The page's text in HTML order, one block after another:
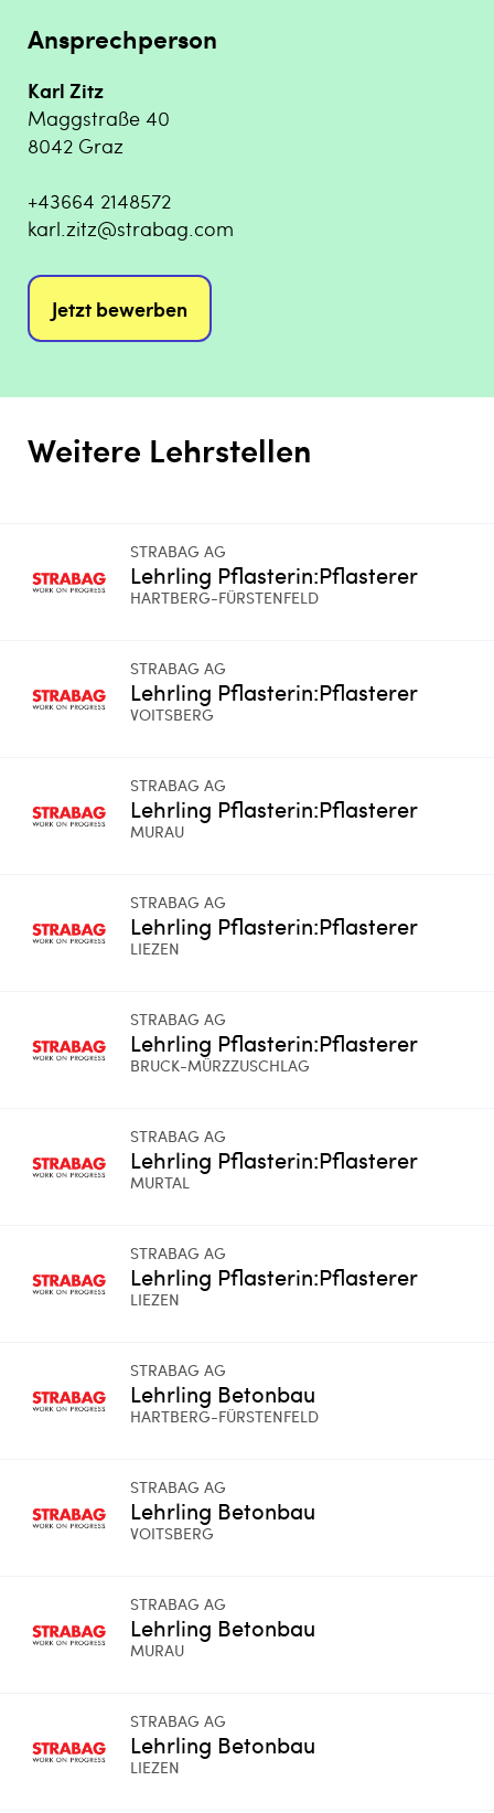
Ansprechperson
Karl Zitz
Maggstraße 40
8042 Graz
+43664 2148572
karl.zitz@strabag.com
Jetzt bewerben
Weitere Lehrstellen
STRABAG AG
Lehrling Pflasterin:Pflasterer
HARTBERG-FÜRSTENFELD
STRABAG AG
Lehrling Pflasterin:Pflasterer
VOITSBERG
STRABAG AG
Lehrling Pflasterin:Pflasterer
MURAU
STRABAG AG
Lehrling Pflasterin:Pflasterer
LIEZEN
STRABAG AG
Lehrling Pflasterin:Pflasterer
BRUCK-MÜRZZUSCHLAG
STRABAG AG
Lehrling Pflasterin:Pflasterer
MURTAL
STRABAG AG
Lehrling Pflasterin:Pflasterer
LIEZEN
STRABAG AG
Lehrling Betonbau
HARTBERG-FÜRSTENFELD
STRABAG AG
Lehrling Betonbau
VOITSBERG
STRABAG AG
Lehrling Betonbau
MURAU
STRABAG AG
Lehrling Betonbau
LIEZEN